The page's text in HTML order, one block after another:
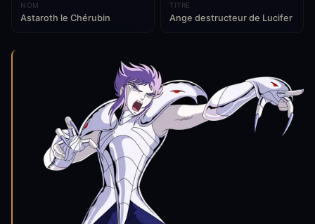
NOM
Astaroth le Chérubin
TITRE
Ange destructeur de Lucifer